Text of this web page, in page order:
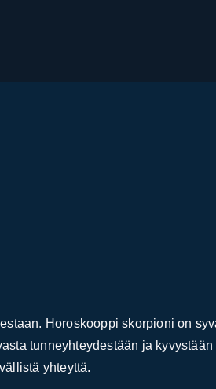
Horoskooppi skorpioni on
tunneyhteydestään ja
yhteyttä.